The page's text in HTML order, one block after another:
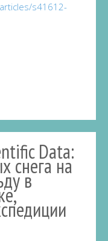
s41612-
Data:
снега на
в